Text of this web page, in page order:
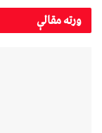
ورتهمقالې